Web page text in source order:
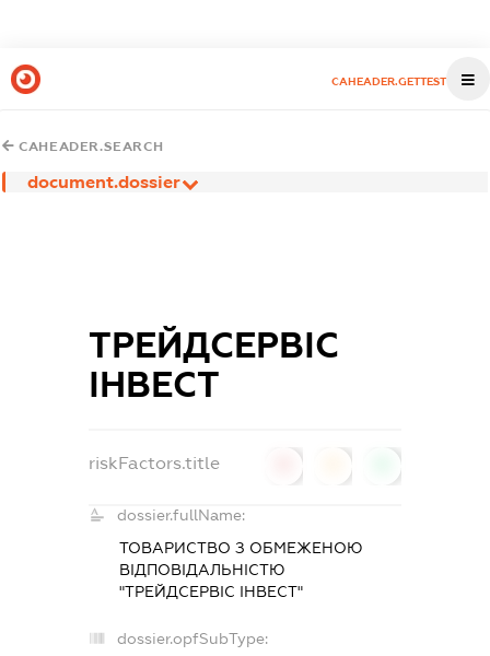
CAHEADER.GETTEST
CAHEADER.SEARCH
document.dossier
ТРЕЙДСЕРВІС
ІНВЕСТ
riskFactors.title
dossier.fullName:
ТОВАРИСТВО З ОБМЕЖЕНОЮ
ВІДПОВІДАЛЬНІСТЮ
"ТРЕЙДСЕРВІС ІНВЕСТ"
dossier.opfSubType: